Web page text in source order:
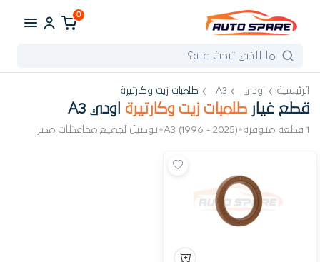
0
الرئيسية اودي A3 طلمبات زيت وكارتيرة
قطع غيار طلمبات زيت وكارتيرة اودي A3
1 قطعة متوفرة •
A3 (1996 - 2025)
•توصيل لجميع محافظات مصر